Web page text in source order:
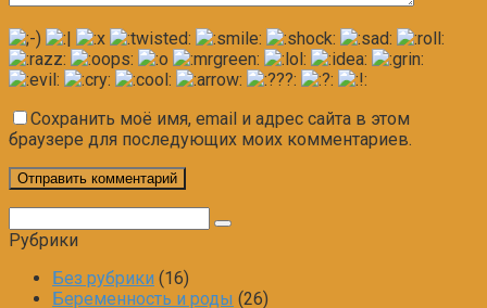
Сохранить моё имя, email и адрес сайта в этом
браузере для последующих моих комментариев.
Рубрики
Без рубрики (16)
Беременность и роды (26)